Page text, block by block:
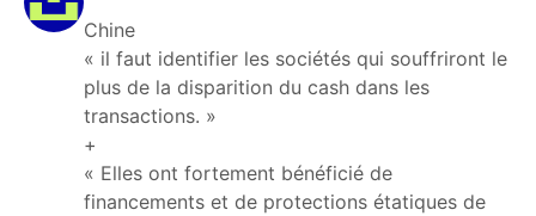
Chine
« il faut identifier les sociétés qui souffriront le
plus de la disparition du cash dans les
transactions. »
+
« Elles ont fortement bénéficié de
financements et de protections étatiques de